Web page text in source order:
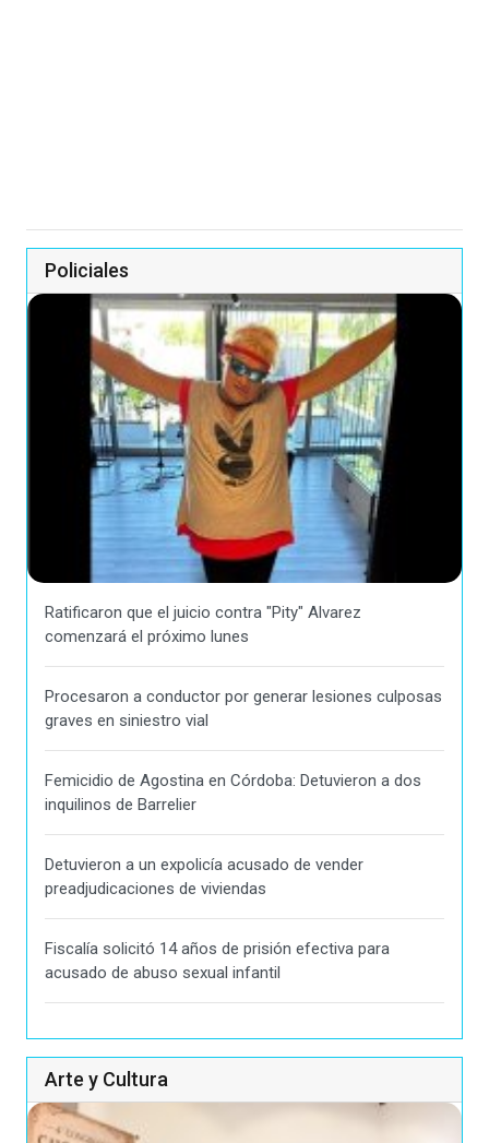
Policiales
Ratificaron que el juicio contra "Pity" Alvarez
comenzará el próximo lunes
Procesaron a conductor por generar lesiones culposas
graves en siniestro vial
Femicidio de Agostina en Córdoba: Detuvieron a dos
inquilinos de Barrelier
Detuvieron a un expolicía acusado de vender
preadjudicaciones de viviendas
Fiscalía solicitó 14 años de prisión efectiva para
acusado de abuso sexual infantil
Arte y Cultura